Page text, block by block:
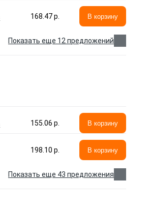
168.47 p. В корзину
Показать еще 12 предложений
155.06 p. В корзину
198.10 p. В корзину
Показать еще 43 предложения